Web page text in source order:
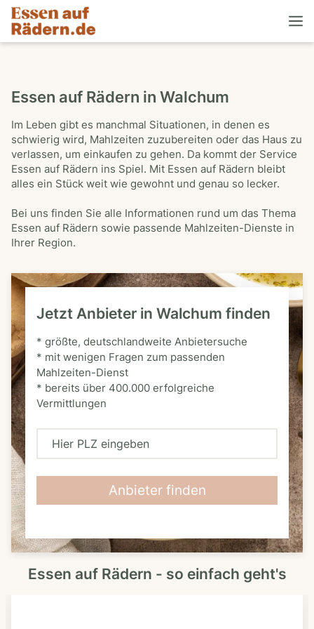
Essen auf Rädern in Walchum
Im Leben gibt es manchmal Situationen, in denen es
schwierig wird, Mahlzeiten zuzubereiten oder das Haus zu
verlassen, um einkaufen zu gehen. Da kommt der Service
Essen auf Rädern ins Spiel. Mit Essen auf Rädern bleibt
alles ein Stück weit wie gewohnt und genau so lecker.
Bei uns finden Sie alle Informationen rund um das Thema
Essen auf Rädern sowie passende Mahlzeiten-Dienste in
Ihrer Region.
Jetzt Anbieter in Walchum finden
* größte, deutschlandweite Anbietersuche
* mit wenigen Fragen zum passenden
Mahlzeiten-Dienst
* bereits über 400.000 erfolgreiche
Vermittlungen
H
L
Z
Anbieter finden
Essen auf Rädern - so einfach geht's